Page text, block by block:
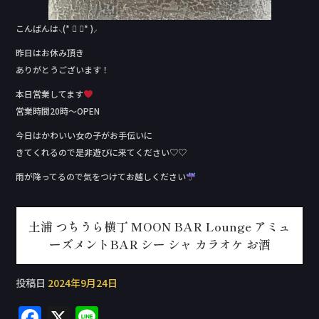
こんばんは⸜(* ॑ ॑* )⸝
昨日はお休み頂き
ありがとうございます！
本日営業してます
営業時間20時〜OPEN
今日はかわいい女の子がお手伝いに
きてくれるので是非遊びに来てください♡♡
雨が降ってるので気をつけてお越しください
土浦 つちうら横丁 MOON BAR Lounge アミュ
ーズメントBAR シー シャ カラオケ お酒
投稿日 2024年9月24日